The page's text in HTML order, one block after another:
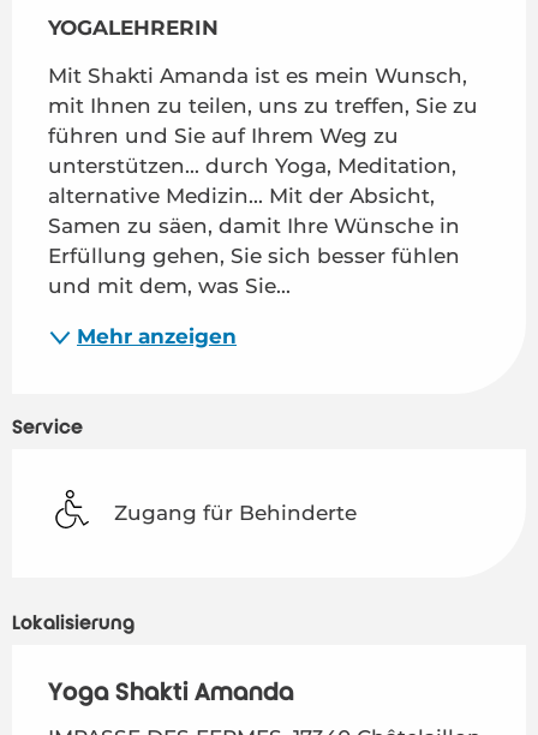
YOGALEHRERIN
Mit Shakti Amanda ist es mein Wunsch,
mit Ihnen zu teilen, uns zu treffen, Sie zu
führen und Sie auf Ihrem Weg zu
unterstützen... durch Yoga, Meditation,
alternative Medizin... Mit der Absicht,
Samen zu säen, damit Ihre Wünsche in
Erfüllung gehen, Sie sich besser fühlen
und mit dem, was Sie...
Mehr anzeigen
Service
Zugang für Behinderte
Lokalisierung
Yoga Shakti Amanda